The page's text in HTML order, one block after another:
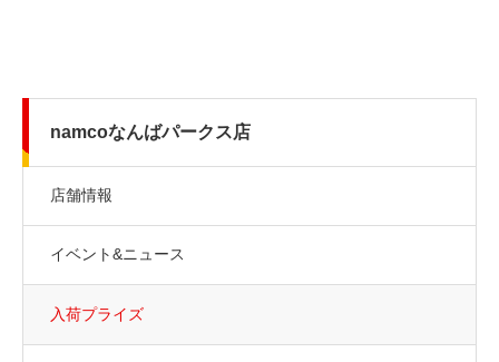
namcoなんばパークス店
店舗情報
イベント&ニュース
入荷プライズ